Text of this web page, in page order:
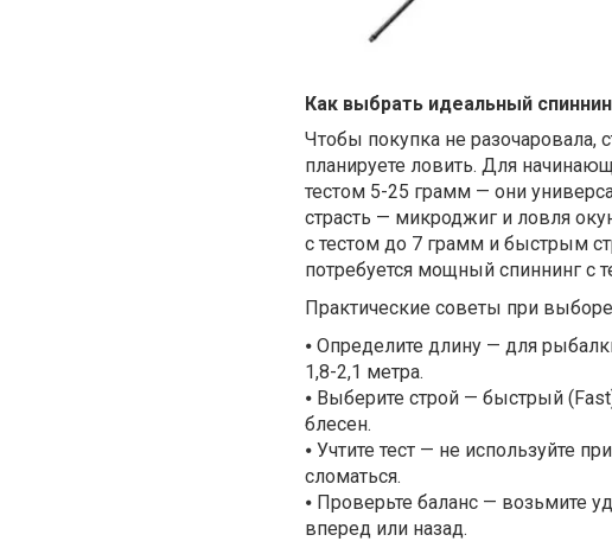
Как выбрать идеальный
Чтобы покупка не разочаровала,
планируете ловить. Для
тестом 5-25 грамм — они
страсть — микроджиг и ловля
с тестом до 7 грамм и быстрым
потребуется мощный спиннинг с
Практические советы при выборе
⦁ Определите длину — для
1,8-2,1 метра.
⦁ Выберите строй — быстрый
блесен.
⦁ Учтите тест — не используйте
сломаться.
⦁ Проверьте баланс — возьмите
вперед или назад.